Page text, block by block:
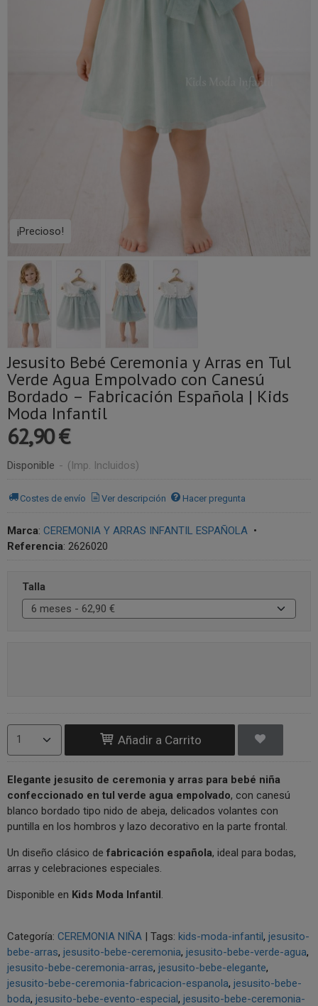
¡Precioso!
Jesusito Bebé Ceremonia y Arras en Tul
Verde Agua Empolvado con Canesú
Bordado – Fabricación Española | Kids
Moda Infantil
62,90 €
Disponible - (Imp. Incluidos)
Costes de envío Ver descripción Hacer pregunta
Marca: CEREMONIA Y ARRAS INFANTIL ESPAÑOLA •
Referencia: 2626020
Talla
Añadir a Carrito
Elegante jesusito de ceremonia y arras para bebé niña
confeccionado en tul verde agua empolvado, con canesú
blanco bordado tipo nido de abeja, delicados volantes con
puntilla en los hombros y lazo decorativo en la parte frontal.
Un diseño clásico de fabricación española, ideal para bodas,
arras y celebraciones especiales.
Disponible en Kids Moda Infantil.
Categoría: CEREMONIA NIÑA | Tags: kids-moda-infantil jesusito-
bebe-arras jesusito-bebe-ceremonia jesusito-bebe-verde-agua
jesusito-bebe-ceremonia-arras jesusito-bebe-elegante
jesusito-bebe-ceremonia-fabricacion-espanola jesusito-bebe-
boda jesusito-bebe-evento-especial jesusito-bebe-ceremonia-